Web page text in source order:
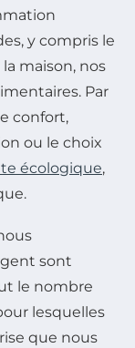
y compris le
maison, nos
Par
confort,
ou le choix
écologique,
sont
le nombre
lesquelles
que nous